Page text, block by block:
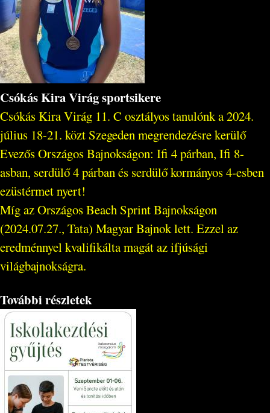
Csókás Kira Virág sportsikere
Csókás Kira Virág 11. C osztályos tanulónk a 2024.
július 18-21. közt Szegeden megrendezésre kerülő
Evezős Országos Bajnokságon: Ifi 4 párban, Ifi 8-
asban, serdülő 4 párban és serdülő kormányos 4-esben
ezüstérmet nyert!
Míg az Országos Beach Sprint Bajnokságon
(2024.07.27., Tata) Magyar Bajnok lett. Ezzel az
eredménnyel kvalifikálta magát az ifjúsági
világbajnokságra.
További részletek